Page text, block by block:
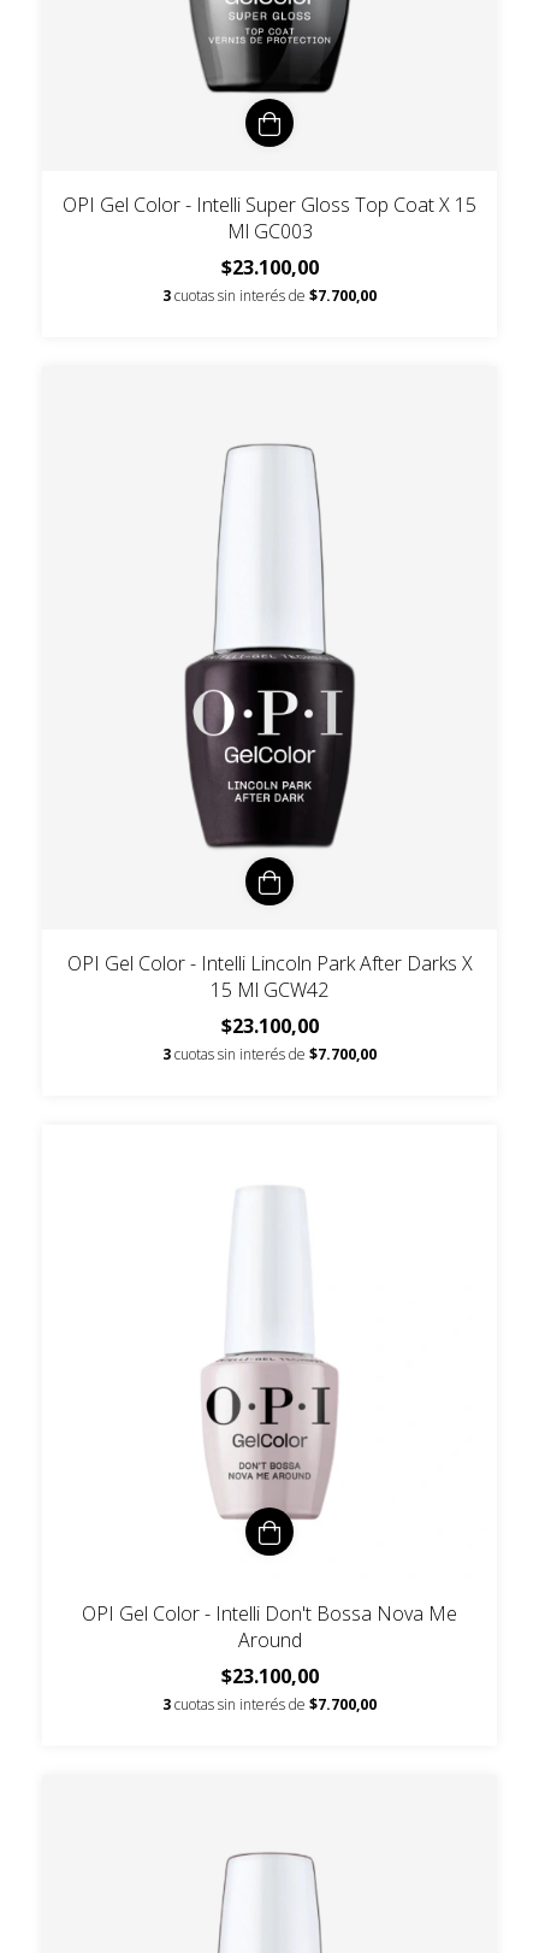
OPI Gel Color - Intelli Super Gloss Top Coat X 15
Ml GC003
$23.100,00
3cuotas sin interés de $7.700,00
OPI Gel Color - Intelli Lincoln Park After Darks X
15 Ml GCW42
$23.100,00
3cuotas sin interés de $7.700,00
OPI Gel Color - Intelli Don't Bossa Nova Me
Around
$23.100,00
3cuotas sin interés de $7.700,00